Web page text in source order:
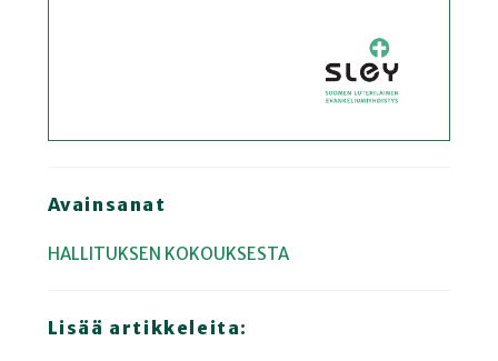
Avainsanat
HALLITUKSEN KOKOUKSESTA
Lisää artikkeleita: